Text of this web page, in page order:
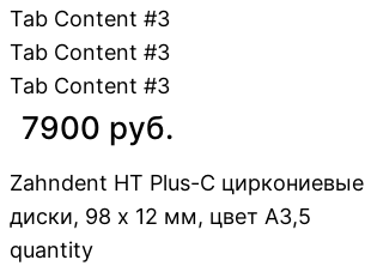
Tab Content #3
Tab Content #3
Tab Content #3
7900 руб.
Zahndent HT Plus-C циркониевые
диски, 98 х 12 мм, цвет A3,5
quantity